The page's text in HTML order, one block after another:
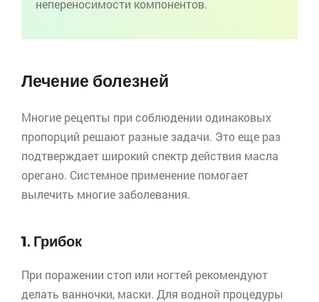
непереносимости компонентов.
Лечение болезней
Многие рецепты при соблюдении одинаковых
пропорций решают разные задачи. Это еще раз
подтверждает широкий спектр действия масла
орегано. Системное применение помогает
вылечить многие заболевания.
1. Грибок
При поражении стоп или ногтей рекомендуют
делать ванночки, маски. Для водной процедуры